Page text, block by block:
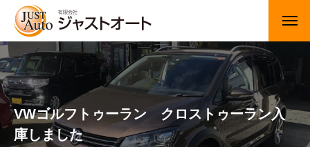
トップページ
新車
中古車・未使用車
VWゴルフトゥーラン クロストゥーラン入
庫しました